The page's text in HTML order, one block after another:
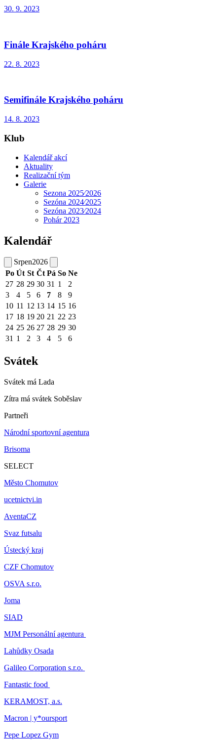
30. 9. 2023
Finále Krajského poháru
22. 8. 2023
Semifinále Krajského poháru
14. 8. 2023
Klub
Kalendář akcí
Aktuality
Realizační tým
Galerie
Sezona 2025⁄2026
Sezóna 2024⁄2025
Sezóna 2023⁄2024
Pohár 2023
Kalendář
Srpen2026
Po Út St Čt Pá So Ne
27 28 29 30 31 1
2
3
4 5 6 7 8
9
10 11 12 13 14 15 16
17 18 19 20 21 22 23
24 25 26 27 28 29 30
31 1 2 3 4 5 6
Svátek
Svátek má Lada
Zítra má svátek Soběslav
Partneři
Národní sportovní agentura
Brisoma
SELECT
Město Chomutov
ucetnictvi.in
AventaCZ
Svaz futsalu
Ústecký kraj
CZF Chomutov
OSVA s.r.o.
Joma
SIAD
MJM Personální agentura
Lahůdky Osada
Galileo Corporation s.r.o.
Fantastic food
KERAMOST, a.s.
Macron | y*oursport
Pepe Lopez Gym